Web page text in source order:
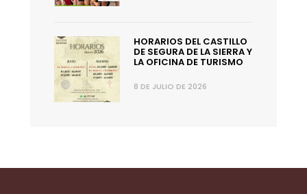
HORARIOS DEL CASTILLO
DE SEGURA DE LA SIERRA Y
LA OFICINA DE TURISMO
8 DE JULIO DE 2026